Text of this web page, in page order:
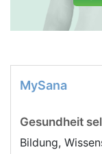
MySana
Gesundheit
Bildung,